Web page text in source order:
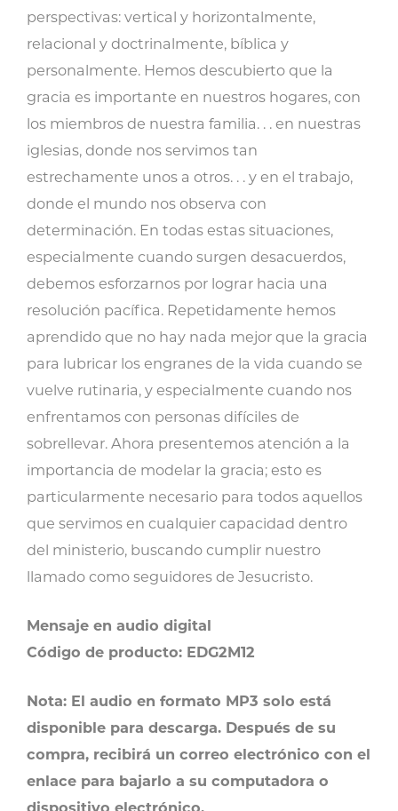
perspectivas: vertical y horizontalmente,
relacional y doctrinalmente, bíblica y
personalmente. Hemos descubierto que la
gracia es importante en nuestros hogares, con
los miembros de nuestra familia. . . en nuestras
iglesias, donde nos servimos tan
estrechamente unos a otros. . . y en el trabajo,
donde el mundo nos observa con
determinación. En todas estas situaciones,
especialmente cuando surgen desacuerdos,
debemos esforzarnos por lograr hacia una
resolución pacífica. Repetidamente hemos
aprendido que no hay nada mejor que la gracia
para lubricar los engranes de la vida cuando se
vuelve rutinaria, y especialmente cuando nos
enfrentamos con personas difíciles de
sobrellevar. Ahora presentemos atención a la
importancia de modelar la gracia; esto es
particularmente necesario para todos aquellos
que servimos en cualquier capacidad dentro
del ministerio, buscando cumplir nuestro
llamado como seguidores de Jesucristo.
Mensaje en audio digital
Código de producto: EDG2M12
Nota: El audio en formato MP3 solo está
disponible para descarga. Después de su
compra, recibirá un correo electrónico con el
enlace para bajarlo a su computadora o
dispositivo electrónico.